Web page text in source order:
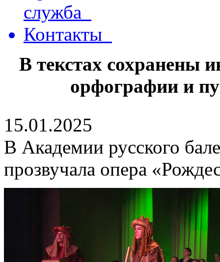
служба
Контакты
В текстах сохранены
орфографии и
15.01.2025
В Академии русского
прозвучала опера